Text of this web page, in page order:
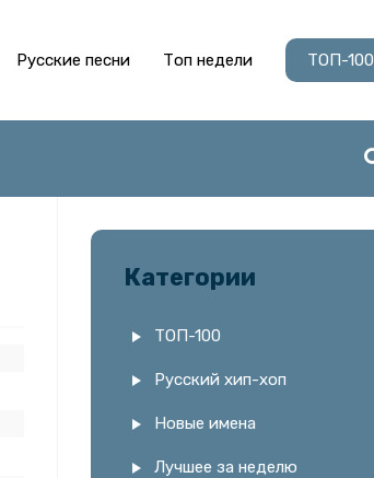
Русские песни Топ недели ТОП-100
Категории
ТОП-100
Русский хип-хоп
Новые имена
Лучшее за неделю